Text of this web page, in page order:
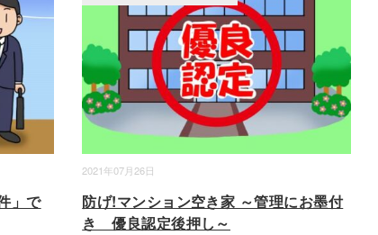
」で
2021年07月26日
防げ!マンション空き家 ～管理にお墨付
き 優良認定後押し～